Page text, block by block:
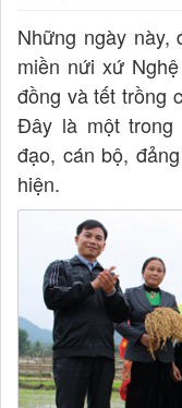
Những ngày này,
miền nứi xứ
đồng và tết trồng
Đây là một trong
đạo, cán bộ,
hiện.